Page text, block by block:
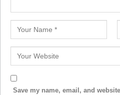
Save my name, email, and